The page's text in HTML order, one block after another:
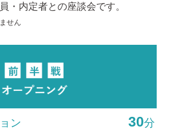
・内定者との座談会です。
せん
ン 30分